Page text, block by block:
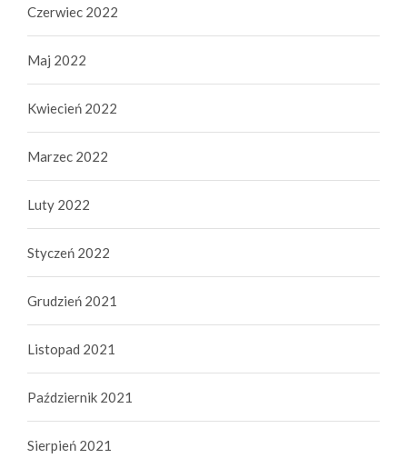
Czerwiec 2022
Maj 2022
Kwiecień 2022
Marzec 2022
Luty 2022
Styczeń 2022
Grudzień 2021
Listopad 2021
Październik 2021
Sierpień 2021